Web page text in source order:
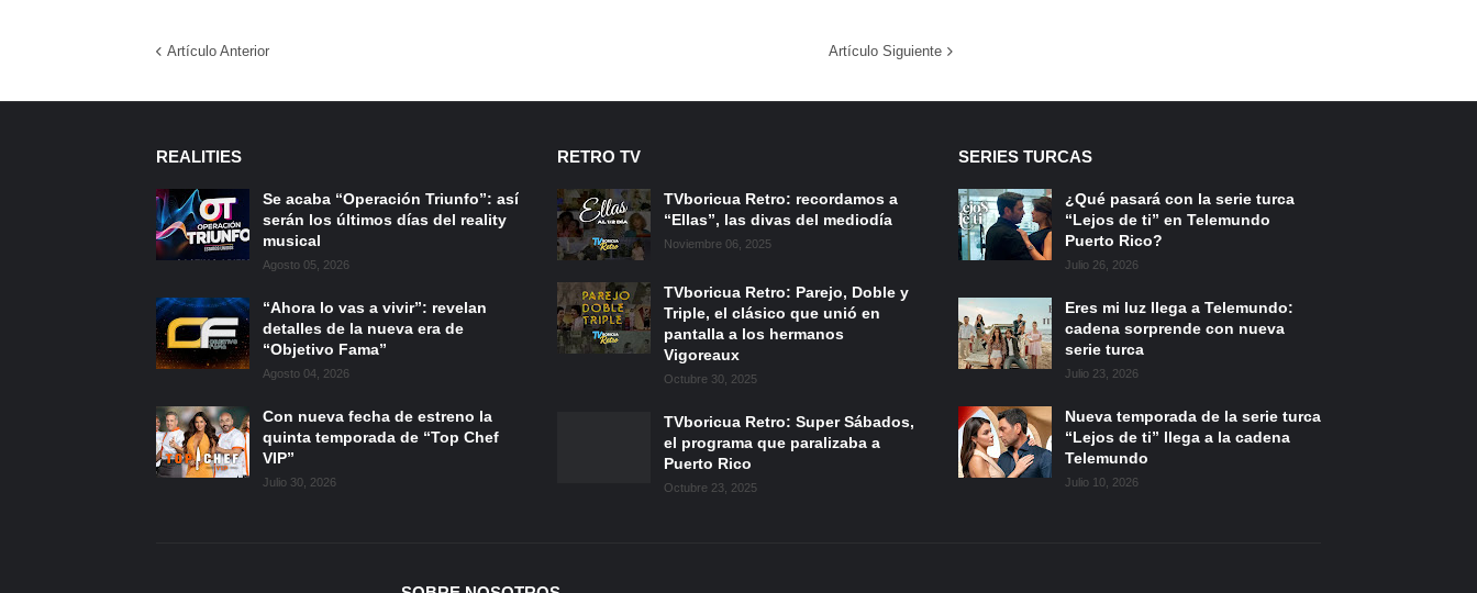
Artículo Anterior Artículo Siguiente
REALITIES
Se acaba “Operación Triunfo”: así
serán los últimos días del reality
musical
Agosto 05, 2026
“Ahora lo vas a vivir”: revelan
detalles de la nueva era de
“Objetivo Fama”
Agosto 04, 2026
Con nueva fecha de estreno la
quinta temporada de “Top Chef
VIP”
Julio 30, 2026
RETRO TV
TVboricua Retro: recordamos a
“Ellas”, las divas del mediodía
Noviembre 06, 2025
TVboricua Retro: Parejo, Doble y
Triple, el clásico que unió en
pantalla a los hermanos
Vigoreaux
Octubre 30, 2025
TVboricua Retro: Super Sábados,
el programa que paralizaba a
Puerto Rico
Octubre 23, 2025
SERIES TURCAS
¿Qué pasará con la serie turca
“Lejos de ti” en Telemundo
Puerto Rico?
Julio 26, 2026
Eres mi luz llega a Telemundo:
cadena sorprende con nueva
serie turca
Julio 23, 2026
Nueva temporada de la serie turca
“Lejos de ti” llega a la cadena
Telemundo
Julio 10, 2026